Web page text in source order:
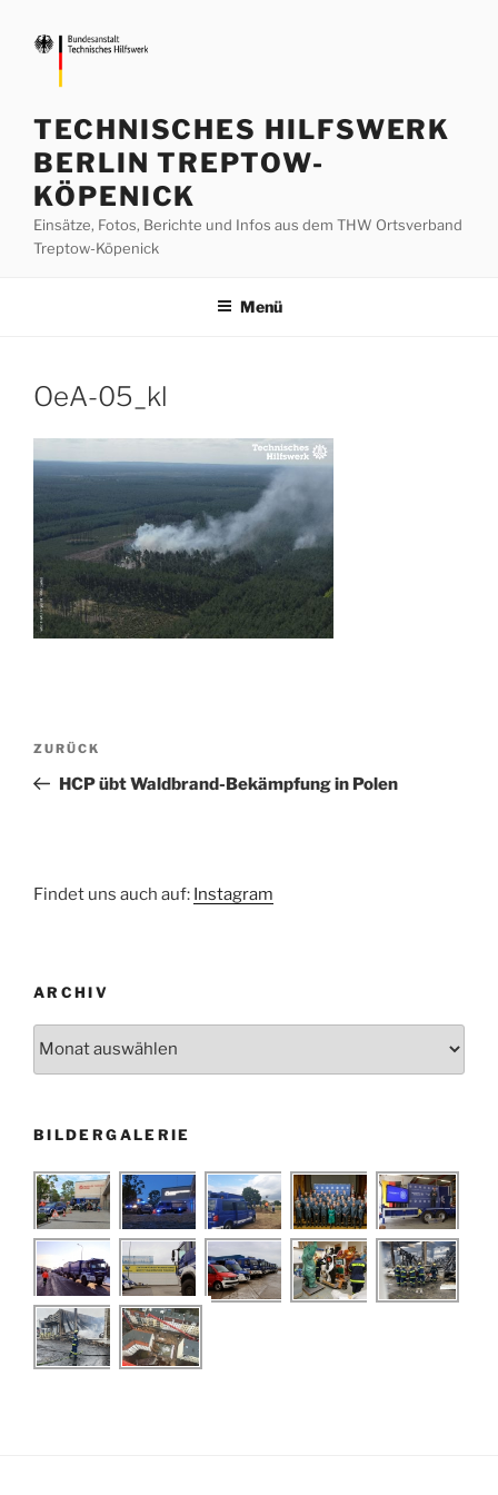
Inhalt
springen
TECHNISCHES HILFSWERK
BERLIN TREPTOW-
KÖPENICK
Einsätze, Fotos, Berichte und Infos aus dem THW Ortsverband
Treptow-Köpenick
Menü
OeA-05_kl
Beitragsnavigation
Vorheriger
Beitrag
ZURÜCK
HCP übt Waldbrand-Bekämpfung in Polen
Findet uns auch auf: Instagram
ARCHIV
BILDERGALERIE